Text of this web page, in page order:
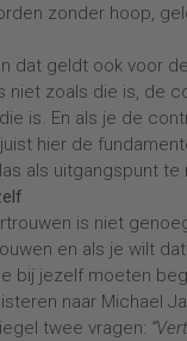
zonder hoop,
dat geldt ook voor
niet zoals die is, de
is. En als je de
hier de
als uitgangspunt te
is niet
en als je wilt
bij jezelf moeten
naar Michael
twee vragen: